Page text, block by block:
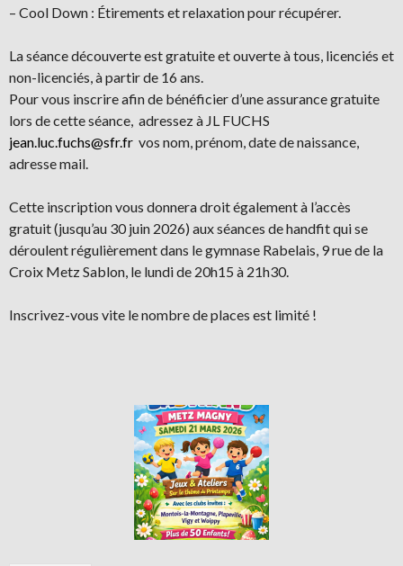
– Cool Down : Étirements et relaxation pour récupérer.
La séance découverte est gratuite et ouverte à tous, licenciés et
non-licenciés, à partir de 16 ans.
Pour vous inscrire afin de bénéficier d’une assurance gratuite
lors de cette séance, adressez à JL FUCHS
jean.luc.fuchs@sfr.fr vos nom, prénom, date de naissance,
adresse mail.
Cette inscription vous donnera droit également à l’accès
gratuit (jusqu’au 30 juin 2026) aux séances de handfit qui se
déroulent régulièrement dans le gymnase Rabelais, 9 rue de la
Croix Metz Sablon, le lundi de 20h15 à 21h30.
Inscrivez-vous vite le nombre de places est limité !